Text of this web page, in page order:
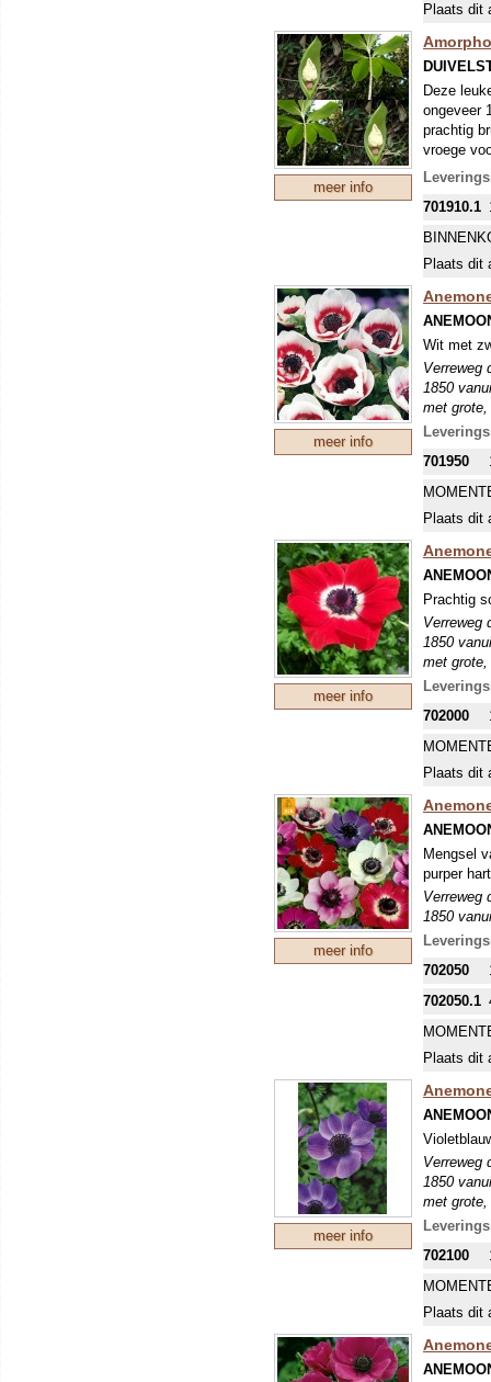
Plaats dit
meer info
Deze
ongeveer
prachtig
vroege
steel met
met
opslaan
701910.1
Plaats dit
meer info
Wit met
Verreweg
1850
met
en vrij
701950
Plaats dit
meer info
Prachtig
Verreweg
1850
met
en vrij
702000
Plaats dit
meer info
Mengsel
purper
Verreweg
1850
met
702050
702050.1
Plaats dit
meer info
Verreweg
1850
met
en vrij
702100
Plaats dit